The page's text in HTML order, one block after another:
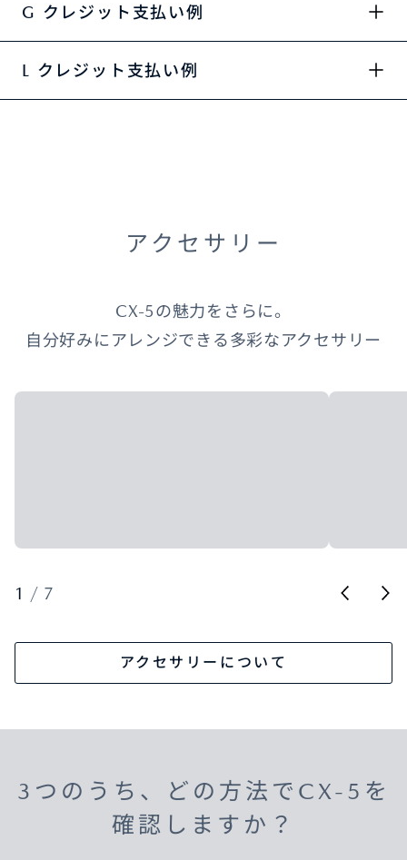
G クレジット支払い例
L クレジット支払い例
アクセサリー
CX-5の魅力をさらに。
自分好みにアレンジできる多彩なアクセサリー
1 / 7
アクセサリーについて
3つのうち、どの方法でCX-5を
確認しますか？